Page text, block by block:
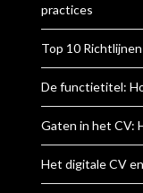
practices
Top 10
De functietitel:
Gaten in het CV:
Het digitale CV